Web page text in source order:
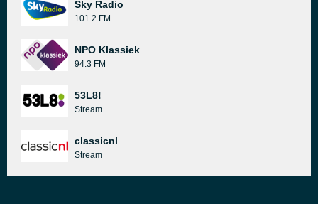
Sky Radio
101.2 FM
NPO Klassiek
94.3 FM
53L8!
Stream
classicnl
Stream